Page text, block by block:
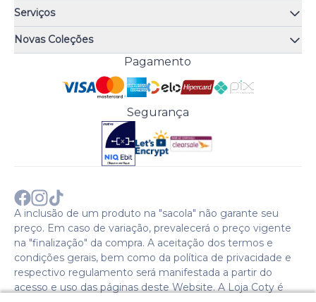
Quem somos
Quiz de fragrâncias
Trocas e Devoluções
Troque Fácil
Perguntas Frequentes
Política de Pagamento
Política de Entrega
Política de Privacidade
Comprar com CNPJ?
Sobre a COTY no mundo
Serviços
Atendimento
Meus Pedidos
Trabalhe Conosco
Preferências de Cookies
Novas Coleções
Cenoura & Bronze
Pagamento
Segurança
A inclusão de um produto na "sacola" não garante seu
preço. Em caso de variação, prevalecerá o preço vigente
na "finalização" da compra. A aceitação dos termos e
condições gerais, bem como da política de privacidade e
respectivo regulamento será manifestada a partir do
acesso e uso das páginas deste Website. A Loja Coty é